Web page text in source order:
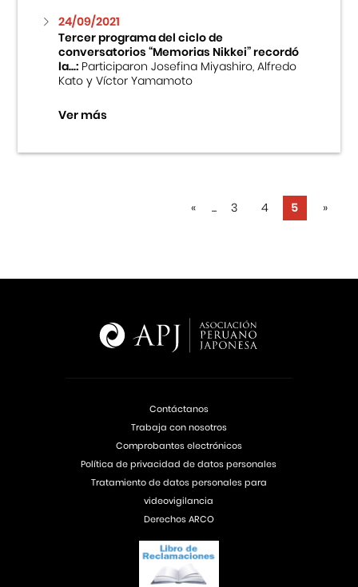
24/09/2021
Tercer programa del ciclo de
conversatorios “Memorias Nikkei” recordó
la...:Participaron Josefina Miyashiro, Alfredo
Kato y Víctor Yamamoto
Ver más
« ... 3 4 5 »
Contáctanos
Trabaja con nosotros
Comprobantes electrónicos
Política de privacidad de datos personales
Tratamiento de datos personales para
videovigilancia
Derechos ARCO